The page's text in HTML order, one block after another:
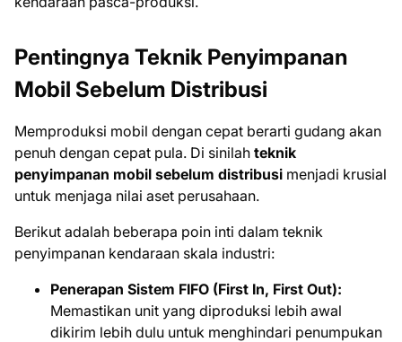
Pentingnya Teknik Penyimpanan
Mobil Sebelum Distribusi
Memproduksi mobil dengan cepat berarti gudang akan
penuh dengan cepat pula. Di sinilah teknik
penyimpanan mobil sebelum distribusi menjadi krusial
untuk menjaga nilai aset perusahaan.
Berikut adalah beberapa poin inti dalam teknik
penyimpanan kendaraan skala industri:
Penerapan Sistem FIFO (First In, First Out):
Memastikan unit yang diproduksi lebih awal
dikirim lebih dulu untuk menghindari penumpukan